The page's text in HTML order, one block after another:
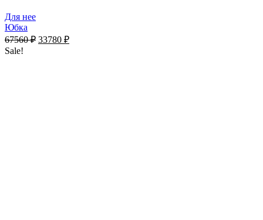
Для нее
Юбка
67560₽ 33780 ₽
Sale!